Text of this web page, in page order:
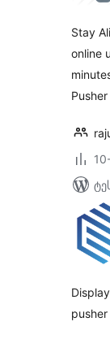
Stay
online
pusher